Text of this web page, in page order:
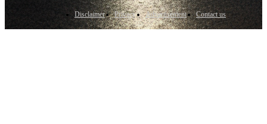
Disclaimer Privacy Advertisement Contact us